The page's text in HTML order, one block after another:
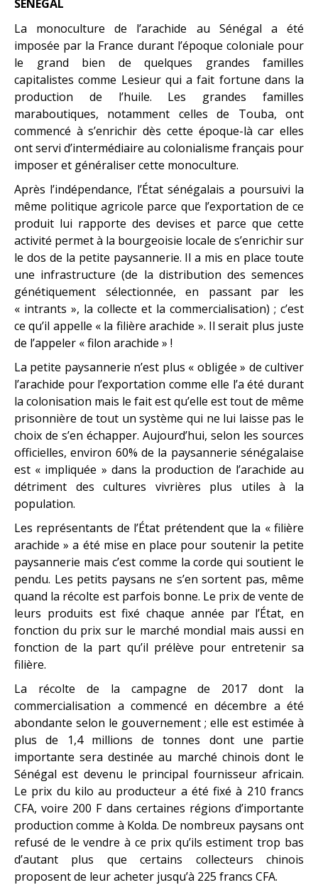
SÉNÉGAL
La monoculture de l’arachide au Sénégal a été
imposée par la France durant l’époque coloniale pour
le grand bien de quelques grandes familles
capitalistes comme Lesieur qui a fait fortune dans la
production de l’huile. Les grandes familles
maraboutiques, notamment celles de Touba, ont
commencé à s’enrichir dès cette époque-là car elles
ont servi d’intermédiaire au colonialisme français pour
imposer et généraliser cette monoculture.
Après l’indépendance, l’État sénégalais a poursuivi la
même politique agricole parce que l’exportation de ce
produit lui rapporte des devises et parce que cette
activité permet à la bourgeoisie locale de s’enrichir sur
le dos de la petite paysannerie. Il a mis en place toute
une infrastructure (de la distribution des semences
génétiquement sélectionnée, en passant par les
« intrants », la collecte et la commercialisation) ; c’est
ce qu’il appelle « la filière arachide ». Il serait plus juste
de l’appeler « filon arachide » !
La petite paysannerie n’est plus « obligée » de cultiver
l’arachide pour l’exportation comme elle l’a été durant
la colonisation mais le fait est qu’elle est tout de même
prisonnière de tout un système qui ne lui laisse pas le
choix de s’en échapper. Aujourd’hui, selon les sources
officielles, environ 60% de la paysannerie sénégalaise
est « impliquée » dans la production de l’arachide au
détriment des cultures vivrières plus utiles à la
population.
Les représentants de l’État prétendent que la « filière
arachide » a été mise en place pour soutenir la petite
paysannerie mais c’est comme la corde qui soutient le
pendu. Les petits paysans ne s’en sortent pas, même
quand la récolte est parfois bonne. Le prix de vente de
leurs produits est fixé chaque année par l’État, en
fonction du prix sur le marché mondial mais aussi en
fonction de la part qu’il prélève pour entretenir sa
filière.
La récolte de la campagne de 2017 dont la
commercialisation a commencé en décembre a été
abondante selon le gouvernement ; elle est estimée à
plus de 1,4 millions de tonnes dont une partie
importante sera destinée au marché chinois dont le
Sénégal est devenu le principal fournisseur africain.
Le prix du kilo au producteur a été fixé à 210 francs
CFA, voire 200 F dans certaines régions d’importante
production comme à Kolda. De nombreux paysans ont
refusé de le vendre à ce prix qu’ils estiment trop bas
d’autant plus que certains collecteurs chinois
proposent de leur acheter jusqu’à 225 francs CFA.